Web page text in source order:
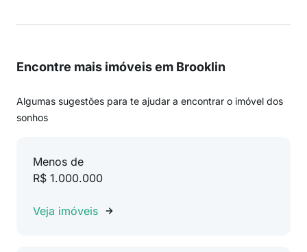
Encontre mais imóveis em Brooklin
Algumas sugestões para te ajudar a encontrar o imóvel dos
sonhos
Menos de
R$ 1.000.000
Veja imóveis